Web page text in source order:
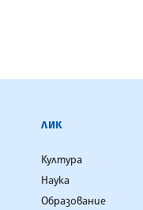
ЛИК
Култура
Наука
Образование